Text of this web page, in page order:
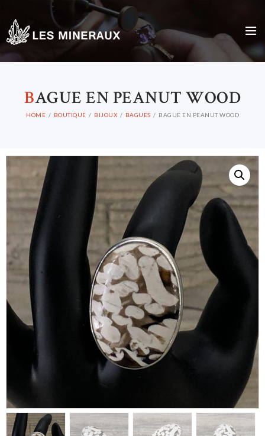
BAGUE EN PEANUT WOOD
HOME BOUTIQUE BIJOUX BAGUES BAGUE EN PEANUT WOOD